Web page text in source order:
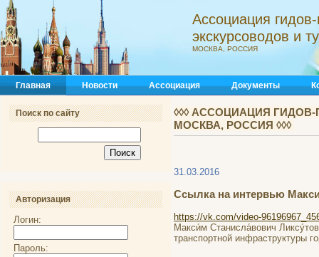
Ассоциация
экскурсоводов и
МОСКВА, РОССИЯ
Главная Новости Ассоциация Документы
Поиск по сайту
Авторизация
Логин:
Пароль:
◊◊◊ АССОЦИАЦИЯ
МОСКВА, РОССИЯ ◊◊◊
31.03.2016
Ссылка на интервью
https://vk.com/video-
Макси́м Станисла́вович
транспортной инфраструктуры